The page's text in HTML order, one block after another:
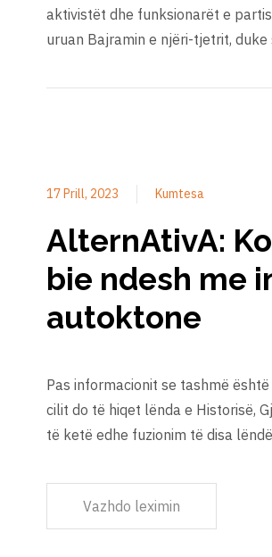
aktivistët dhe funksionarët e
uruan Bajramin e njëri-tjetrit,
17 Prill, 2023 Kumtesa
AlternAtivA:
bie ndesh me
autoktone
Pas informacionit se tashmë
cilit do të hiqet lënda e Historisë,
të ketë edhe fuzionim të disa
Vazhdo leximin